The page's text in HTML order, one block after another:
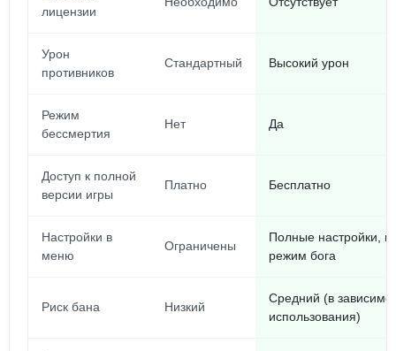
лицензии
Урон
противников
Стандартный Высокий урон
Режим
бессмертия
Нет Да
Доступ к полной
версии игры
Платно Бесплатно
Настройки в
меню
Ограничены
Полные настройки,
режим бога
Риск бана Низкий
Средний (в
использования)